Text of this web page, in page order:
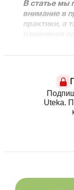
В статье мы
внимание в
практики, а
Uteka.